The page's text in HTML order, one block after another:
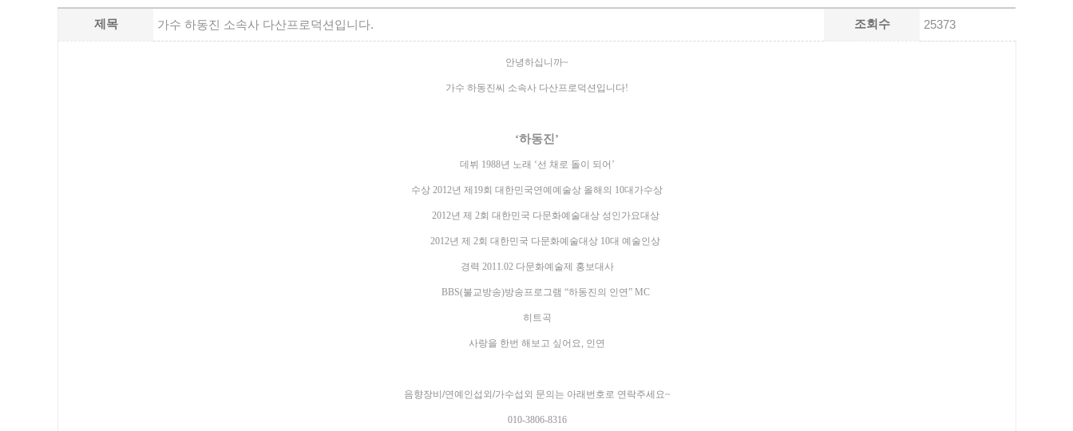
제목 가수 하동진 소속사 다산프로덕션입니다. 조회수 25373
안녕하십니까~
가수 하동진씨 소속사 다산프로덕션입니다!
‘하동진 ’
데뷔 1988년 노래 ‘선 채로 돌이 되어 ’
수상 2012년 제 19회 대한민국연예예술상 올해의 10대가수상
2012년 제 2회 대한민국 다문화예술대상 성인가요대상
2012년 제 2회 대한민국 다문화예술대상 10대 예술인상
경력 2011.02 다문화예술제 홍보대사
BBS(불교방송)방송프로그램 “하동진의 인연” MC
히트곡
사랑을 한번 해보고 싶어요, 인연
음향장비/연예인섭외/가수섭외 문의는 아래번호로 연락주세요~
010-3806-8316